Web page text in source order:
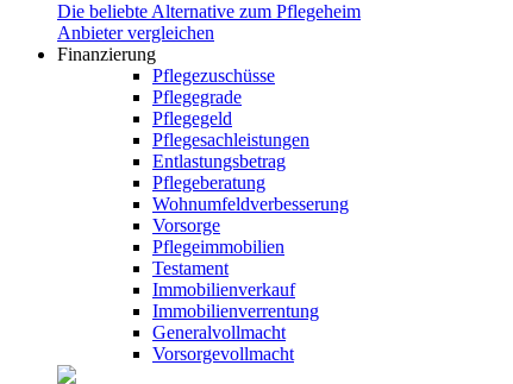
Die beliebte Alternative zum Pflegeheim
Anbieter vergleichen
Finanzierung
Pflegezuschüsse
Pflegegrade
Pflegegeld
Pflegesachleistungen
Entlastungsbetrag
Pflegeberatung
Wohnumfeldverbesserung
Vorsorge
Pflegeimmobilien
Testament
Immobilienverkauf
Immobilienverrentung
Generalvollmacht
Vorsorgevollmacht